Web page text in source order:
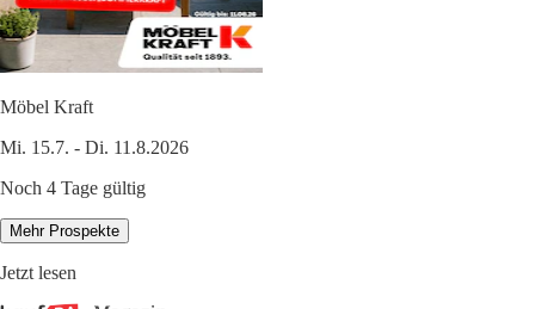
Möbel Kraft
Mi. 15.7. - Di. 11.8.2026
Noch 4 Tage gültig
Mehr Prospekte
Jetzt lesen